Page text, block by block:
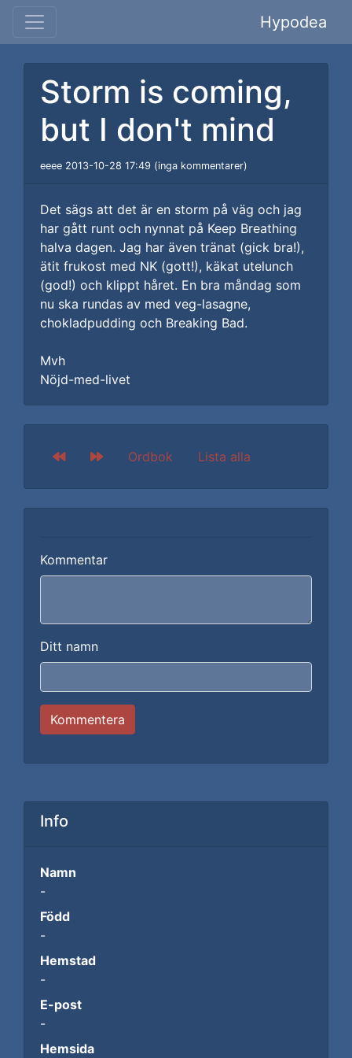
Hypodea
Storm is coming,
but I don't mind
eeee 2013-10-28 17:49 (inga kommentarer)
Det sägs att det är en storm på väg och jag
har gått runt och nynnat på Keep Breathing
halva dagen. Jag har även tränat (gick bra!),
ätit frukost med NK (gott!), käkat utelunch
(god!) och klippt håret. En bra måndag som
nu ska rundas av med veg-lasagne,
chokladpudding och Breaking Bad.
Mvh
Nöjd-med-livet
Ordbok Lista alla
Kommentar
Ditt namn
Kommentera
Info
Namn
-
Född
-
Hemstad
-
E-post
-
Hemsida